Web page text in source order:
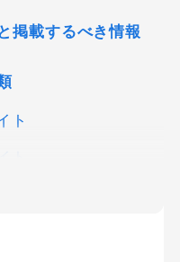
掲載するべき情報
ト